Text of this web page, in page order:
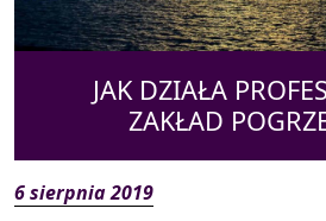
JAK DZIAŁA
ZAKŁAD
6 sierpnia 2019